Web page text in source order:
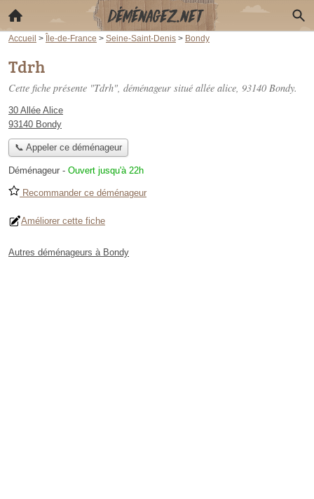
Accueil > Île-de-France > Seine-Saint-Denis > Bondy
Tdrh
Cette fiche présente "Tdrh", déménageur situé allée alice, 93140 Bondy.
30 Allée Alice
93140 Bondy
📞 Appeler ce déménageur
Déménageur - Ouvert jusqu'à 22h
Recommander ce déménageur
Améliorer cette fiche
Autres déménageurs à Bondy